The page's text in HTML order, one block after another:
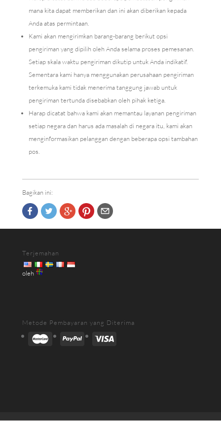
mana kita dapat memberikan dan ini akan diberikan kepada
Anda atas permintaan.
Kami akan mengirimkan barang-barang berikut opsi
pengiriman yang dipilih oleh Anda selama proses pemesanan.
Setiap skala waktu pengiriman dikutip untuk Anda indikatif.
Sementara kami hanya menggunakan perusahaan pengiriman
terkemuka kami tidak menerima tanggung jawab untuk
pengiriman tertunda disebabkan oleh pihak ketiga.
Harap dicatat bahwa kami akan memantau layanan pengiriman
setiap negara dan harus ada masalah di negara itu, kami akan
menginformasikan pelanggan dengan beberapa opsi tambahan
pos.
Bagikan ini:
Terjemahan
oleh
Metode Pembayaran yang Diterima